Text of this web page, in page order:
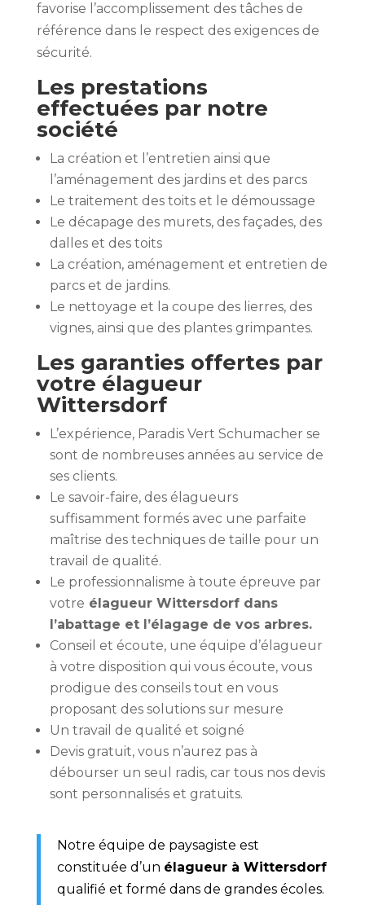
favorise l’accomplissement des tâches de
référence dans le respect des exigences de
sécurité.
Les prestations
effectuées par notre
société
La création et l’entretien ainsi que
l’aménagement des jardins et des parcs
Le traitement des toits et le démoussage
Le décapage des murets, des façades, des
dalles et des toits
La création, aménagement et entretien de
parcs et de jardins.
Le nettoyage et la coupe des lierres, des
vignes, ainsi que des plantes grimpantes.
Les garanties offertes par
votre élagueur
Wittersdorf
L’expérience, Paradis Vert Schumacher se
sont de nombreuses années au service de
ses clients.
Le savoir-faire, des élagueurs
suffisamment formés avec une parfaite
maîtrise des techniques de taille pour un
travail de qualité.
Le professionnalisme à toute épreuve par
votre élagueur Wittersdorf dans
l’abattage et l’élagage de vos arbres.
Conseil et écoute, une équipe d’élagueur
à votre disposition qui vous écoute, vous
prodigue des conseils tout en vous
proposant des solutions sur mesure
Un travail de qualité et soigné
Devis gratuit, vous n’aurez pas à
débourser un seul radis, car tous nos devis
sont personnalisés et gratuits.
Notre équipe de paysagiste est
constituée d’un élagueur à Wittersdorf
qualifié et formé dans de grandes écoles.